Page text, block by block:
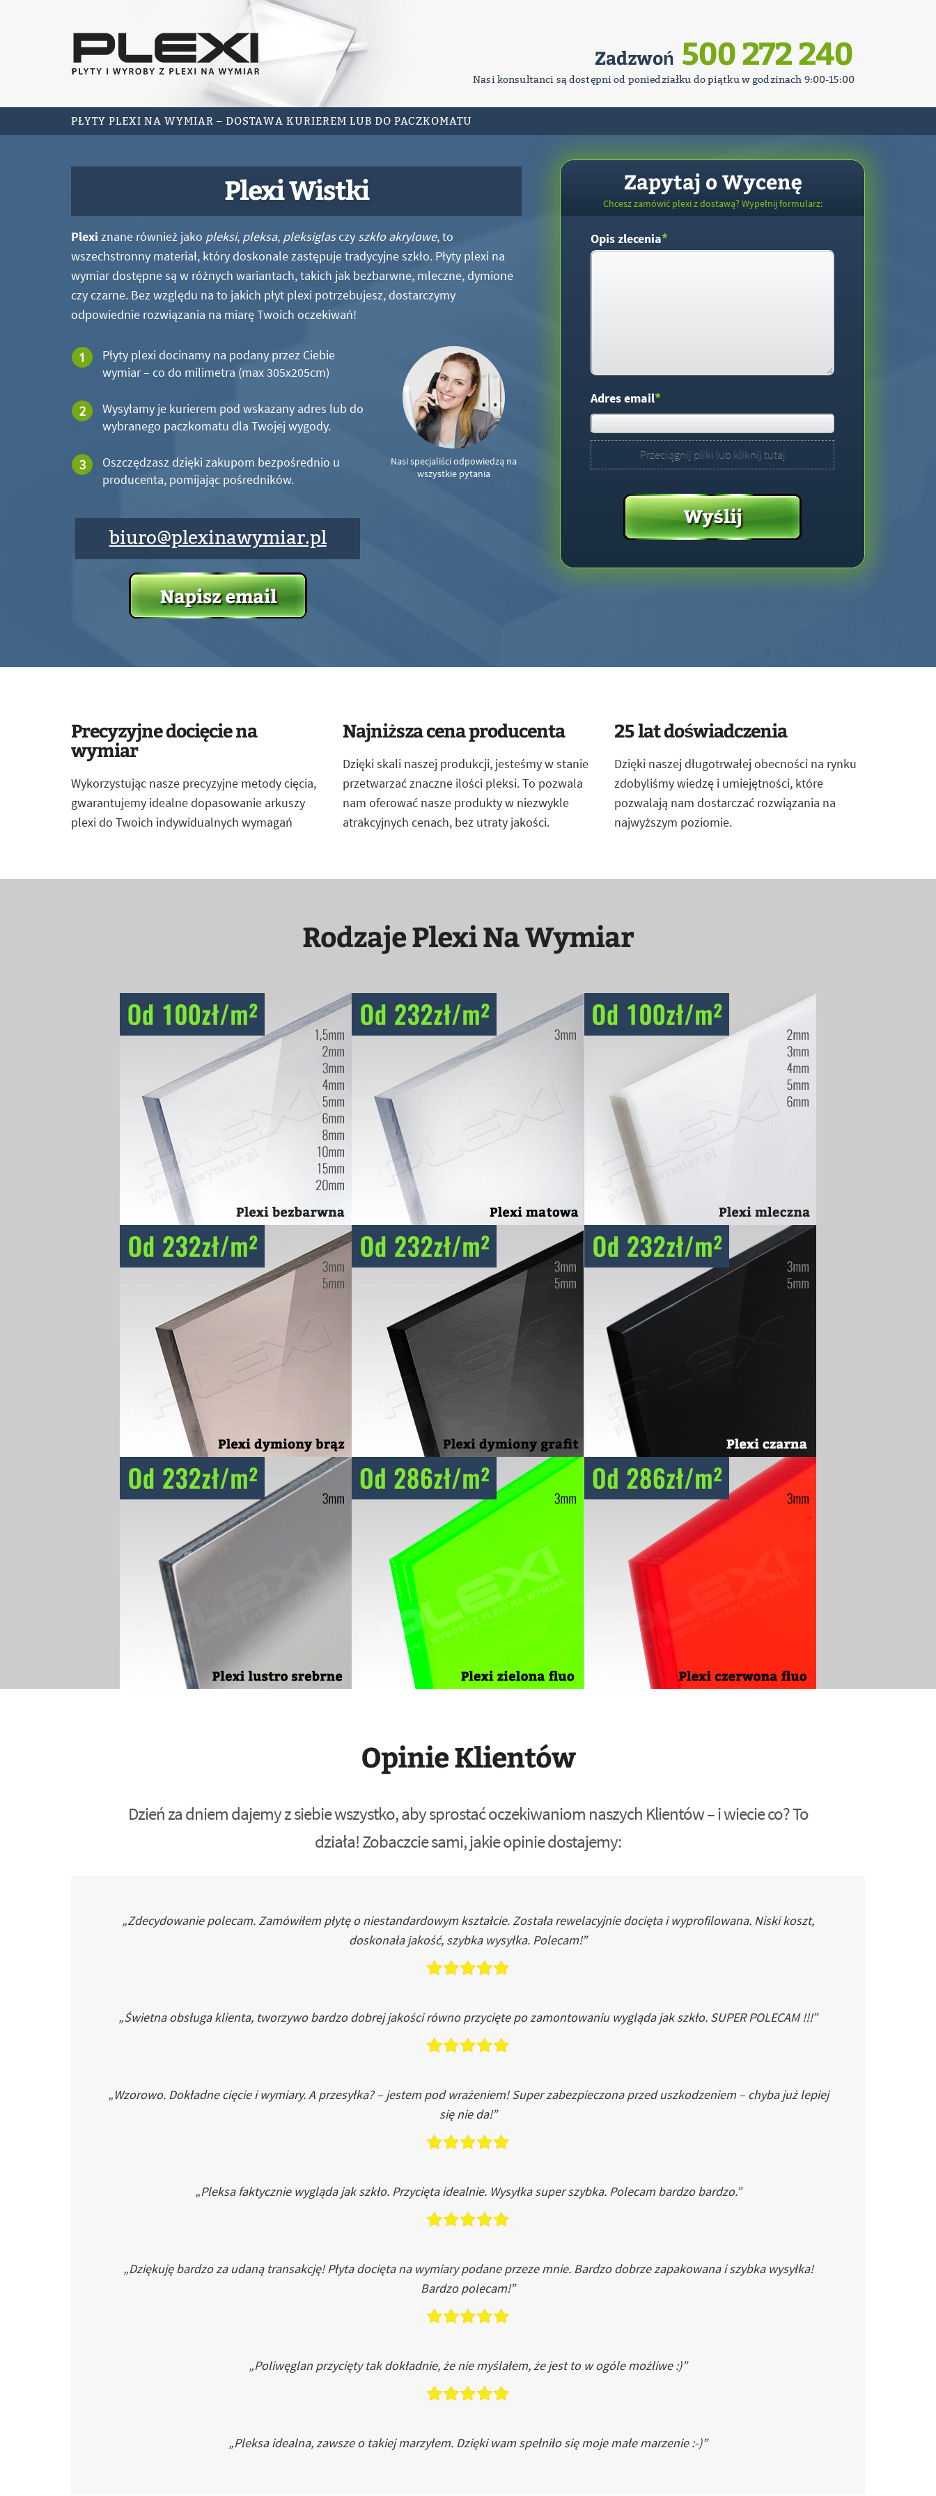
Zadzwoń 500 272 240
Nasi konsultanci są dostępni od poniedziałku do piątku w godzinach 9:00-15:00
PŁYTY PLEXI NA WYMIAR – DOSTAWA KURIEREM LUB DO PACZKOMATU
Plexi Wistki
Plexi znane również jako pleksi, pleksa, pleksiglasczy szkło akrylowe, to
wszechstronny materiał, który doskonale zastępuje tradycyjne szkło. Płyty plexi na
wymiar dostępne są w różnych wariantach, takich jak bezbarwne, mleczne, dymione
czy czarne. Bez względu na to jakich płyt plexi potrzebujesz, dostarczymy
odpowiednie rozwiązania na miarę Twoich oczekiwań!
Płyty plexi docinamy na podany przez Ciebie
wymiar – co do milimetra (max 305x205cm)
Wysyłamy je kurierem pod wskazany adres lub do
wybranego paczkomatu dla Twojej wygody.
Oszczędzasz dzięki zakupom bezpośrednio u
producenta, pomijając pośredników.
biuro@plexinawymiar.pl
Nasi specjaliści odpowiedzą na
wszystkie pytania
Zapytaj o Wycenę
Chcesz zamówić plexi z dostawą? Wypełnij formularz:
Opis zlecenia*
Adres email*
Przeciągnij pliki lub kliknij tutaj
Precyzyjne docięcie na
wymiar
Wykorzystując nasze precyzyjne metody cięcia,
gwarantujemy idealne dopasowanie arkuszy
plexi do Twoich indywidualnych wymagań
Najniższa cena producenta
Dzięki skali naszej produkcji, jesteśmy w stanie
przetwarzać znaczne ilości pleksi. To pozwala
nam oferować nasze produkty w niezwykle
atrakcyjnych cenach, bez utraty jakości.
25 lat doświadczenia
Dzięki naszej długotrwałej obecności na rynku
zdobyliśmy wiedzę i umiejętności, które
pozwalają nam dostarczać rozwiązania na
najwyższym poziomie.
Rodzaje Plexi Na Wymiar
Opinie Klientów
Dzień za dniem dajemy z siebie wszystko, aby sprostać oczekiwaniom naszych Klientów – i wiecie co? To
działa! Zobaczcie sami, jakie opinie dostajemy:
„Zdecydowanie polecam. Zamówiłem płytę o niestandardowym kształcie. Została rewelacyjnie docięta i wyprofilowana. Niski koszt,
doskonała jakość, szybka wysyłka. Polecam!”
„Świetna obsługa klienta, tworzywo bardzo dobrej jakości równo przycięte po zamontowaniu wygląda jak szkło. SUPER POLECAM !!!”
„Wzorowo. Dokładne cięcie i wymiary. A przesyłka? – jestem pod wrażeniem! Super zabezpieczona przed uszkodzeniem – chyba już lepiej
się nie da!”
„Pleksa faktycznie wygląda jak szkło. Przycięta idealnie. Wysyłka super szybka. Polecam bardzo bardzo.”
„Dziękuję bardzo za udaną transakcję! Płyta docięta na wymiary podane przeze mnie. Bardzo dobrze zapakowana i szybka wysyłka!
Bardzo polecam!”
„Poliwęglan przycięty tak dokładnie, że nie myślałem, że jest to w ogóle możliwe :)”
„Pleksa idealna, zawsze o takiej marzyłem. Dzięki wam spełniło się moje małe marzenie :-)”